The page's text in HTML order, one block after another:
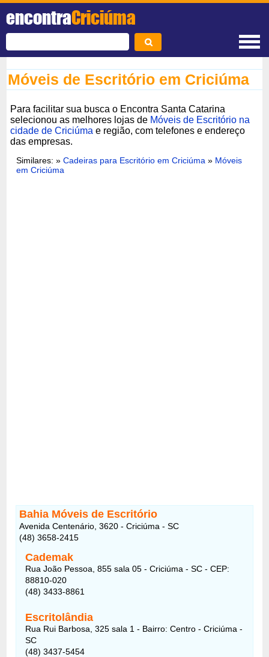
encontraCriciúma
Móveis de Escritório em Criciúma
Para facilitar sua busca o Encontra Santa Catarina
selecionou as melhores lojas de Móveis de Escritório na
cidade de Criciúma e região, com telefones e endereço
das empresas.
Similares: »Cadeiras para Escritório em Criciúma » Móveis
em Criciúma
Bahia Móveis de Escritório
Avenida Centenário, 3620 - Criciúma - SC
(48) 3658-2415
Cademak
Rua João Pessoa, 855 sala 05 - Criciúma - SC - CEP:
88810-020
(48) 3433-8861
Escritolândia
Rua Rui Barbosa, 325 sala 1 - Bairro: Centro - Criciúma -
SC
(48) 3437-5454